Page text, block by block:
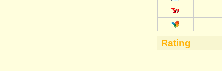
Rating